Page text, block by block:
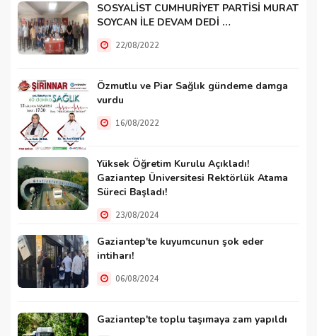
SOSYALİST CUMHURİYET PARTİSİ MURAT
SOYCAN İLE DEVAM DEDİ …
22/08/2022
Özmutlu ve Piar Sağlık gündeme damga
vurdu
16/08/2022
Yüksek Öğretim Kurulu Açıkladı!
Gaziantep Üniversitesi Rektörlük Atama
Süreci Başladı!
23/08/2024
Gaziantep'te kuyumcunun şok eder
intiharı!
06/08/2024
Gaziantep'te toplu taşımaya zam yapıldı